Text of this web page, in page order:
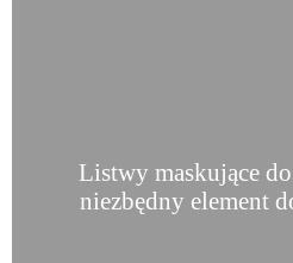
Listwy maskujące
niezbędny element